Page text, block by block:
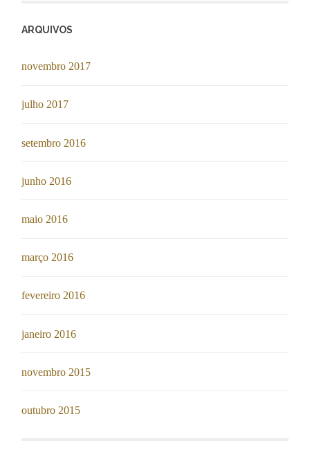
ARQUIVOS
novembro 2017
julho 2017
setembro 2016
junho 2016
maio 2016
março 2016
fevereiro 2016
janeiro 2016
novembro 2015
outubro 2015